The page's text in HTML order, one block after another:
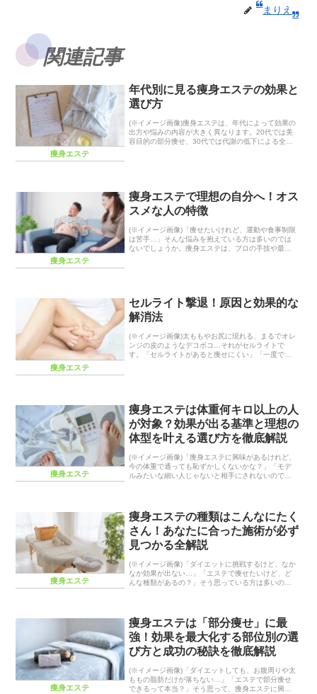
まりえ
関連記事
痩身エステ
年代別に見る痩身エステの効果と
選び方
(※イメージ画像)痩身エステは、年代によって効果の
出方や悩みの内容が大きく異なります。20代では美
容目的の部分痩せ、30代では代謝の低下による全身
痩身エステ
痩身エステで理想の自分へ！オス
スメな人の特徴
(※イメージ画像)「痩せたいけれど、運動や食事制限
は苦手…」そんな悩みを抱えている方は多いのでは
ないでしょうか。痩身エステは、プロの手技や最新
痩身エステ
セルライト撃退！原因と効果的な
解消法
(※イメージ画像)太ももやお尻に現れる、まるでオレ
ンジの皮のようなデコボコ…それがセルライトで
す。「セルライトがあると痩せにくい」「一度でき
痩身エステ
痩身エステは体重何キロ以上の人
が対象？効果が出る基準と理想の
体型を叶える選び方を徹底解説
(※イメージ画像)「痩身エステに興味があるけれど、
今の体重で通っても恥ずかしくないかな？」「モデ
ルみたいな細い人じゃないと相手にされないので
痩身エステ
痩身エステの種類はこんなにたく
さん！あなたに合った施術が必ず
見つかる全解説
(※イメージ画像)「ダイエットに挑戦するけど、なか
なか効果が出ない…」「エステで痩せたいけど、ど
んな種類があるの？」そう思っている方は多いので
痩身エステ
痩身エステは「部分痩せ」に最
強！効果を最大化する部位別の選
び方と成功の秘訣を徹底解説
(※イメージ画像)「ダイエットしても、お腹周りや太
ももの脂肪だけが落ちない…」「エステで部分痩せ
できるって本当？」そう思って、痩身エステに興味